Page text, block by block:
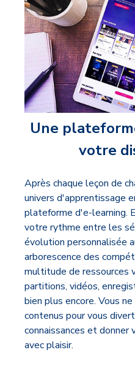
Une
votre
Après chaque leçon de
univers d'apprentissage
plateforme d'e-learning.
votre rythme entre les
évolution personnalisée
arborescence des
multitude de ressources
partitions, vidéos,
bien plus encore. Vous
contenus pour vous
connaissances et donner
avec plaisir.